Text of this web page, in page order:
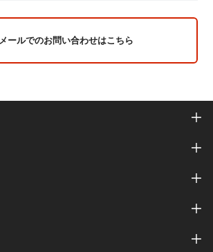
メールでのお問い合わせはこちら